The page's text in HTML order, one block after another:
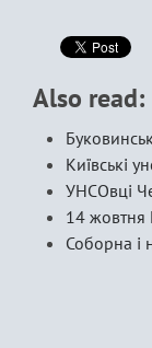
Also read:
Київські
УНСОвці
14 жовтня
Соборна і